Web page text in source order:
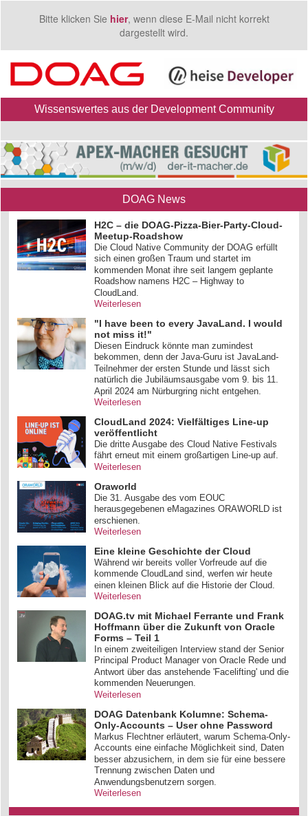
Bitte klicken Sie hier, wenn diese E-Mail nicht korrekt
dargestellt wird.
Wissenswertes aus der Development Community
DOAG News
H2C – die DOAG-Pizza-Bier-Party-Cloud-
Meetup-Roadshow
Die Cloud Native Community der DOAG erfüllt
sich einen großen Traum und startet im
kommenden Monat ihre seit langem geplante
Roadshow namens H2C – Highway to
CloudLand.
Weiterlesen
"I have been to every JavaLand. I would
not miss it!"
Diesen Eindruck könnte man zumindest
bekommen, denn der Java-Guru ist JavaLand-
Teilnehmer der ersten Stunde und lässt sich
natürlich die Jubiläumsausgabe vom 9. bis 11.
April 2024 am Nürburgring nicht entgehen.
Weiterlesen
CloudLand 2024: Vielfältiges Line-up
veröffentlicht
Die dritte Ausgabe des Cloud Native Festivals
fährt erneut mit einem großartigen Line-up auf.
Weiterlesen
Oraworld
Die 31. Ausgabe des vom EOUC
herausgegebenen eMagazines ORAWORLD ist
erschienen.
Weiterlesen
Eine kleine Geschichte der Cloud
Während wir bereits voller Vorfreude auf die
kommende CloudLand sind, werfen wir heute
einen kleinen Blick auf die Historie der Cloud.
Weiterlesen
DOAG.tv mit Michael Ferrante und Frank
Hoffmann über die Zukunft von Oracle
Forms – Teil 1
In einem zweiteiligen Interview stand der Senior
Principal Product Manager von Oracle Rede und
Antwort über das anstehende 'Facelifting' und die
kommenden Neuerungen.
Weiterlesen
DOAG Datenbank Kolumne: Schema-
Only-Accounts – User ohne Password
Markus Flechtner erläutert, warum Schema-Only-
Accounts eine einfache Möglichkeit sind, Daten
besser abzusichern, in dem sie für eine bessere
Trennung zwischen Daten und
Anwendungsbenutzern sorgen.
Weiterlesen